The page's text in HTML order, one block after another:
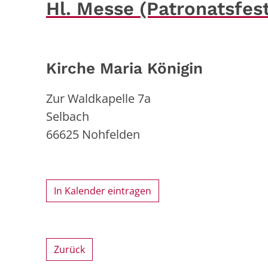
Hl. Messe
Kirche Maria Königin
Zur Waldkapelle 7a
Selbach
66625 Nohfelden
In Kalender eintragen
Zurück